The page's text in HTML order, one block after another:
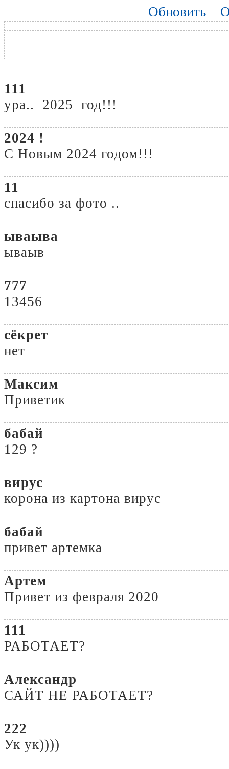
Обновить
111
ура.. 2025 год!!!
2024 !
С Новым 2024 годом!!!
11
спасибо за фото ..
ываыва
ываыв
777
13456
сёкрет
нет
Максим
Приветик
бабай
129 ?
вирус
корона из картона вирус
бабай
привет артемка
Артем
Привет из февраля 2020
111
РАБОТАЕТ?
Александр
САЙТ НЕ РАБОТАЕТ?
222
Ук ук))))